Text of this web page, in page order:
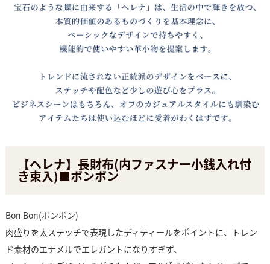
【ヘレナ】長財布(内ファスナー小銭入れ付
き束入)■ボンボン
Bon Bon(ボンボン)
肉盛りを太ステッチで表現したディティールをポイントに、トレン
ド素材のエナメルでエレガントになりすぎず、